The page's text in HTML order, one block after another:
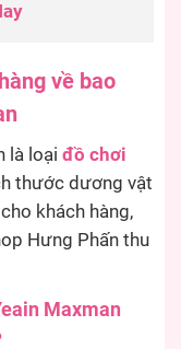
về bao
là loại đồ chơi
thước dương vật
khách hàng,
Hưng Phấn thu
Maxman